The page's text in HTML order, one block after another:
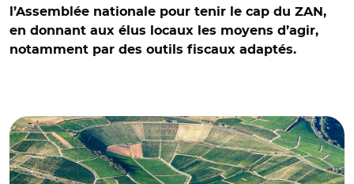
l’Assemblée nationale pour tenir le cap du ZAN,
en donnant aux élus locaux les moyens d’agir,
notamment par des outils fiscaux adaptés.